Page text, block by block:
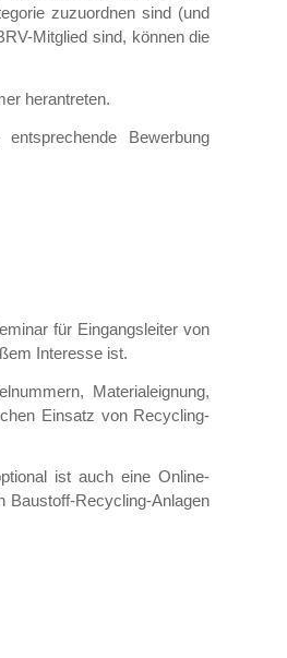
zuzuordnen sind (und
Mitglied sind, können die
herantreten.
Bewerbung
für Eingangsleiter von
Interesse ist.
Materialeignung,
Einsatz von Recycling-
ist auch eine Online-
Baustoff-Recycling-Anlagen